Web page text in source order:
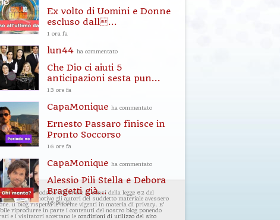
Ex volto di Uomini e Donne
escluso dall...
1 ora fa
lun44 ha commentato
Che Dio ci aiuti 5
anticipazioni sesta pun...
13 ore fa
CapaMonique ha commentato
Ernesto Passaro finisce in
Pronto Soccorso
16 ore fa
CapaMonique ha commentato
Alessio Pili Stella e Debora
Bragetti già...
16 ore fa
un prodotto editoriale ai sensi della legge 62 del
qualsiasi motivo gli autori del suddetto materiale avessero
Il blog rispetta le norme vigenti in materia di privacy. E'
riprodurre in parte i contenuti del nostro blog ponendo
e i visitatori accettano le condizioni di utilizzo del sito